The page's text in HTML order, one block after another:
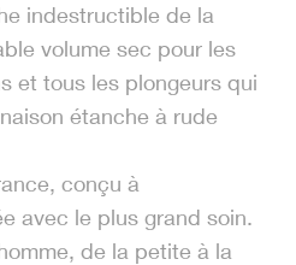
indestructible de la
volume sec pour les
et tous les plongeurs qui
étanche à rude
conçu à
avec le plus grand soin.
de la petite à la